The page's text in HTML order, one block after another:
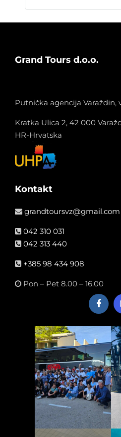
Grand Tours d.o.o.
Putnička agencija Varaždin,
Kratka Ulica 2, 42 000
HR-Hrvatska
Kontakt
grandtoursvz@gmail.com
042 310 031
042 313 440
+385 98 434 908
Pon – Pet 8.00 – 16.00